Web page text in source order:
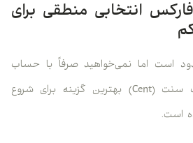
انتخابی منطقی برای
است اما نمی‌خواهید صرفاً با حساب
دمو تمرین کنید، حساب سنت (Cent) بهترین گزینه برای شروع
است.